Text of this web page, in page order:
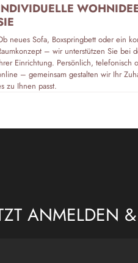
neues Sofa, Boxspringbett oder ein
– wir unterstützen Sie bei
Einrichtung. Persönlich, telefonisch
– gemeinsam gestalten wir Ihr
zu Ihnen passt.
ANMELDEN